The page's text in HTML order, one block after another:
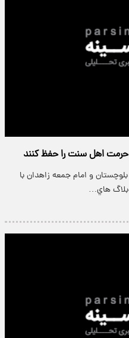
اهل سنت را حفظ كنند
و امام جمعه زاهدان با
هاي…